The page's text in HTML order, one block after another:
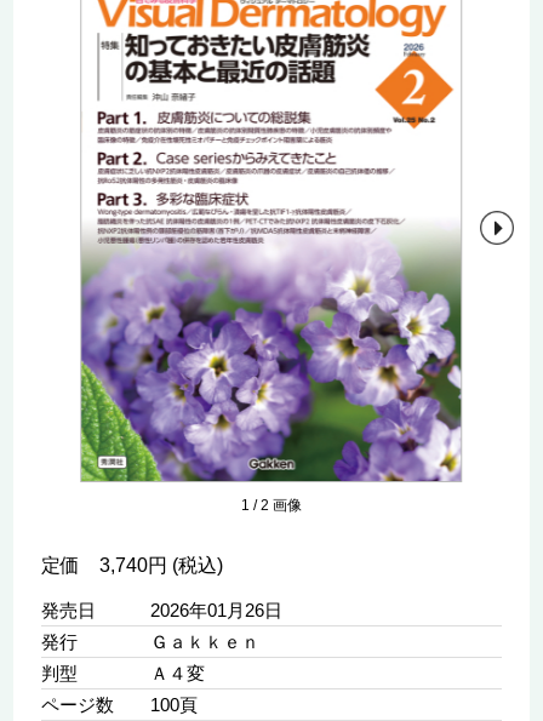
1 /2 画像
定価 3,740円 (税込)
発売日
2026年01月26日
発行
Ｇａｋｋｅｎ
判型
Ａ４変
ページ数
100頁